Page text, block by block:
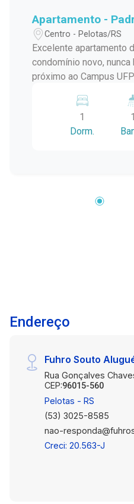
Apartamento -
Centro - Pelotas/RS
Excelente apartamento
condomínio novo,
próximo ao Campus
câmeras, bombas
OBS.: Vaga de garagem
adicional de R$250,00.
1
Dorm.
1
Endereço
Fuhro Souto
Rua Gonçalves
CEP:96015-560
Pelotas - RS
(53) 3025-8585
nao-
Creci: 20.563-J